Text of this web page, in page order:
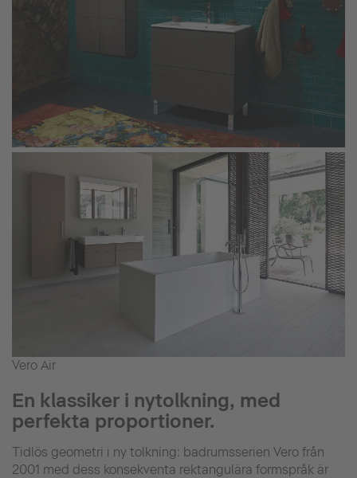
Vero Air
En klassiker i nytolkning, med
perfekta proportioner.
Tidlös geometri i ny tolkning: badrumsserien Vero från
2001 med dess konsekventa rektangulära formspråk är